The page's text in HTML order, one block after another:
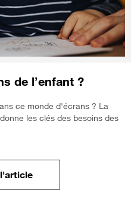
de l’enfant ?
ce monde d'écrans ? La
les clés des besoins des
S’informer sur les